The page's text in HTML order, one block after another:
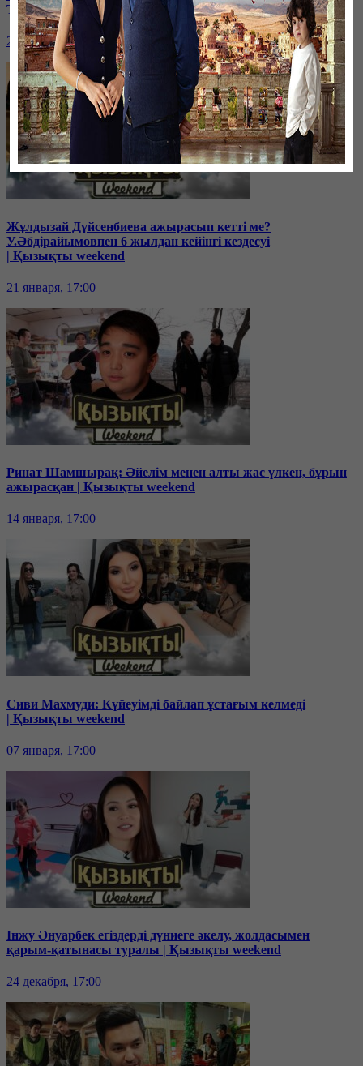
Толқынмен эксклюзив сұхбат | Қызықты weekend
28 января, 17:00
Жұлдызай Дүйсенбиева ажырасып кетті ме?
У.Әбдірайымовпен 6 жылдан кейінгі кездесуі
| Қызықты weekend
21 января, 17:00
Ринат Шамшырақ: Әйелім менен алты жас үлкен, бұрын
ажырасқан | Қызықты weekend
14 января, 17:00
Сиви Махмуди: Күйеуімді байлап ұстағым келмеді
| Қызықты weekend
07 января, 17:00
Інжу Әнуарбек егіздерді дүниеге әкелу, жолдасымен
қарым-қатынасы туралы | Қызықты weekend
24 декабря, 17:00